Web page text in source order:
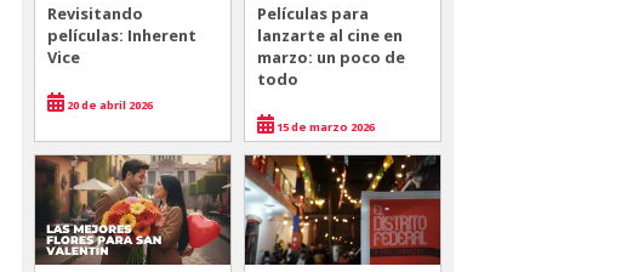
Revisitando
películas: Inherent
Vice
20 de abril 2026
Películas para
lanzarte al cine en
marzo: un poco de
todo
15 de marzo 2026